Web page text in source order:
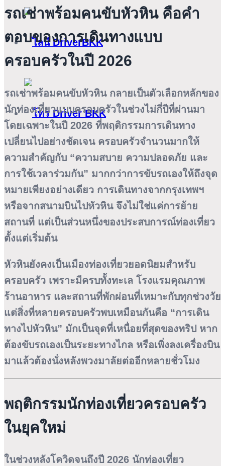
รถเช่าพร้อมคนขับหัวหิน คือคำ
ตอบของการเดินทางแบบ
ครอบครัวในปี 2026
รถเช่าพร้อมคนขับหัวหิน กลายเป็นตัวเลือกหลักของ
นักท่องเที่ยวแบบครอบครัวในช่วงไม่กี่ปีที่ผ่านมา
โดยเฉพาะในปี 2026 ที่พฤติกรรมการเดินทาง
เปลี่ยนไปอย่างชัดเจน ครอบครัวจำนวนมากให้
ความสำคัญกับ “ความสบาย ความปลอดภัย และ
การใช้เวลาร่วมกัน” มากกว่าการขับรถเองให้ถึงจุด
หมายเพียงอย่างเดียว การเดินทางจากกรุงเทพฯ
หรือจากสนามบินไปหัวหิน จึงไม่ใช่แค่การย้าย
สถานที่ แต่เป็นส่วนหนึ่งของประสบการณ์ท่องเที่ยว
ตั้งแต่เริ่มต้น
หัวหินยังคงเป็นเมืองท่องเที่ยวยอดนิยมสำหรับ
ครอบครัว เพราะมีครบทั้งทะเล โรงแรมคุณภาพ
ร้านอาหาร และสถานที่พักผ่อนที่เหมาะกับทุกช่วงวัย
แต่สิ่งที่หลายครอบครัวพบเหมือนกันคือ “การเดิน
ทางไปหัวหิน” มักเป็นจุดที่เหนื่อยที่สุดของทริป หาก
ต้องขับรถเองเป็นระยะทางไกล หรือเพิ่งลงเครื่องบิน
มาแล้วต้องนั่งหลังพวงมาลัยต่ออีกหลายชั่วโมง
พฤติกรรมนักท่องเที่ยวครอบครัว
ในยุคใหม่
ในช่วงหลังโควิดจนถึงปี 2026 นักท่องเที่ยว